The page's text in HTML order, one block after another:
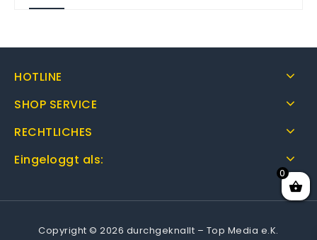
HOTLINE
SHOP SERVICE
RECHTLICHES
Eingeloggt als:
Copyright © 2026 durchgeknallt – Top Media e.K.
0